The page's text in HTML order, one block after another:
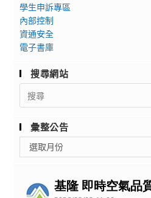
學生申訴專區
內部控制
資通安全
電子書庫
搜尋網站
Search
for:
彙整公告
整
選取月份